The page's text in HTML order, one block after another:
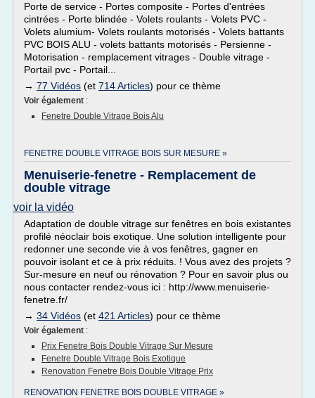
Porte de service - Portes composite - Portes d'entrées
cintrées - Porte blindée - Volets roulants - Volets PVC -
Volets alumium- Volets roulants motorisés - Volets battants
PVC BOIS ALU - volets battants motorisés - Persienne -
Motorisation - remplacement vitrages - Double vitrage -
Portail pvc - Portail...
→ 77 Vidéos (et 714 Articles) pour ce thème
Voir également :
Fenetre Double Vitrage Bois Alu
FENETRE DOUBLE VITRAGE BOIS SUR MESURE »
Menuiserie-fenetre - Remplacement de
double vitrage
voir la vidéo
Adaptation de double vitrage sur fenêtres en bois existantes
profilé néoclair bois exotique. Une solution intelligente pour
redonner une seconde vie à vos fenêtres, gagner en
pouvoir isolant et ce à prix réduits. ! Vous avez des projets ?
Sur-mesure en neuf ou rénovation ? Pour en savoir plus ou
nous contacter rendez-vous ici : http://www.menuiserie-
fenetre.fr/
→ 34 Vidéos (et 421 Articles) pour ce thème
Voir également :
Prix Fenetre Bois Double Vitrage Sur Mesure
Fenetre Double Vitrage Bois Exotique
Renovation Fenetre Bois Double Vitrage Prix
RENOVATION FENETRE BOIS DOUBLE VITRAGE »